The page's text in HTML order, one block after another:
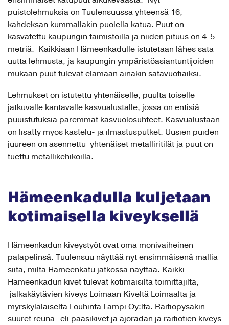
puistolehmuksia on Tuulensuussa yhteensä 16,
kahdeksan kummallakin puolella katua. Puut on
kasvatettu kaupungin taimistoilla ja niiden pituus on 4-5
metriä. Kaikkiaan Hämeenkadulle istutetaan lähes sata
uutta lehmusta, ja kaupungin ympäristöasiantuntijoiden
mukaan puut tulevat elämään ainakin satavuotiaiksi.
Lehmukset on istutettu yhtenäiselle, puulta toiselle
jatkuvalle kantavalle kasvualustalle, jossa on entisiä
puuistutuksia paremmat kasvuolosuhteet. Kasvualustaan
on lisätty myös kastelu- ja ilmastusputket. Uusien puiden
juureen on asennettu yhtenäiset metalliritilät ja puut on
tuettu metallikehikoilla.
Hämeenkadulla kuljetaan
kotimaisella kiveyksellä
Hämeenkadun kiveystyöt ovat oma monivaiheinen
palapelinsä. Tuulensuu näyttää nyt ensimmäisenä mallia
siitä, miltä Hämeenkatu jatkossa näyttää. Kaikki
Hämeenkadun kivet tulevat kotimaisilta toimittajilta,
jalkakäytävien kiveys Loimaan Kiveltä Loimaalta ja
myrskyläläiseltä Louhinta Lampi Oy:ltä. Raitiopysäkin
suuret reuna- eli paasikivet ja ajoradan ja raitiotien kiveys